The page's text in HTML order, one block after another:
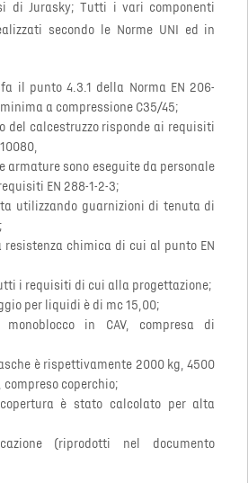
di Jurasky; Tutti i vari componenti
secondo le Norme UNI ed in
il punto 4.3.1 della Norma EN 206-
a compressione C35/45;
del calcestruzzo risponde ai requisiti
armature sono eseguite da personale
EN 288-1-2-3;
utilizzando guarnizioni di tenuta di
resistenza chimica di cui al punto EN
i requisiti di cui alla progettazione;
per liquidi è di mc 15,00;
in CAV, compresa di
è rispettivamente 2000 kg, 4500
compreso coperchio;
è stato calcolato per alta
(riprodotti nel documento